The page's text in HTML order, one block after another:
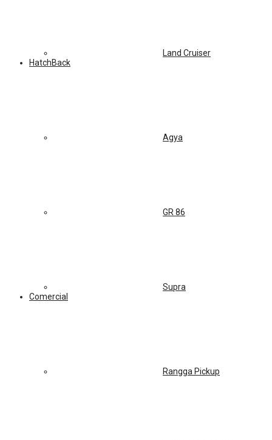
Land Cruiser
HatchBack
Agya
GR 86
Supra
Comercial
Rangga Pickup